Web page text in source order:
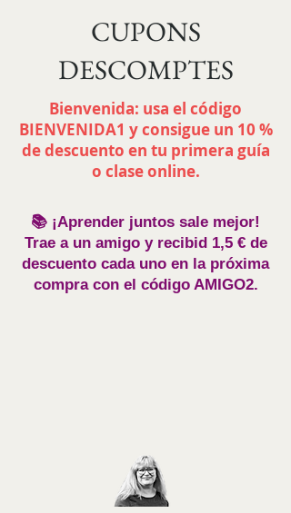
CUPONS
DESCOMPTES
Bienvenida: usa el código
BIENVENIDA1 y consigue un 10 %
de descuento en tu primera guía
o clase online.
📚 ¡Aprender juntos sale mejor!
Trae a un amigo y recibid 1,5 € de
descuento cada uno en la próxima
compra con el código AMIGO2.